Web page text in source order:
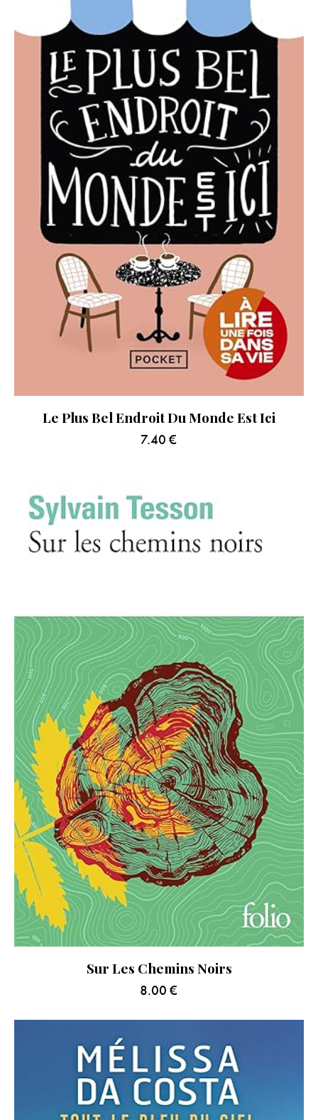
Le Plus Bel Endroit Du Monde Est Ici
7.40 €
Sur Les Chemins Noirs
8.00 €